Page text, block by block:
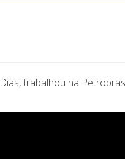
trabalhou na